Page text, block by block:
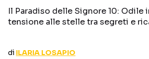
Categorie
CURIOSITÀ
Il Paradiso delle Signore 10: Odile
tensione alle stelle tra segreti e
di ILARIA LOSAPIO